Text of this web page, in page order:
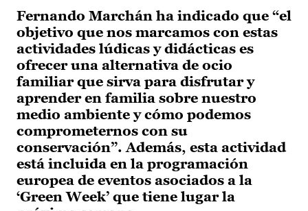
Fernando Marchán ha indicado que “el
objetivo que nos marcamos con estas
actividades lúdicas y didácticas es
ofrecer una alternativa de ocio
familiar que sirva para disfrutar y
aprender en familia sobre nuestro
medio ambiente y cómo podemos
comprometernos con su
conservación”. Además, esta actividad
está incluida en la programación
europea de eventos asociados a la
‘Green Week’ que tiene lugar la